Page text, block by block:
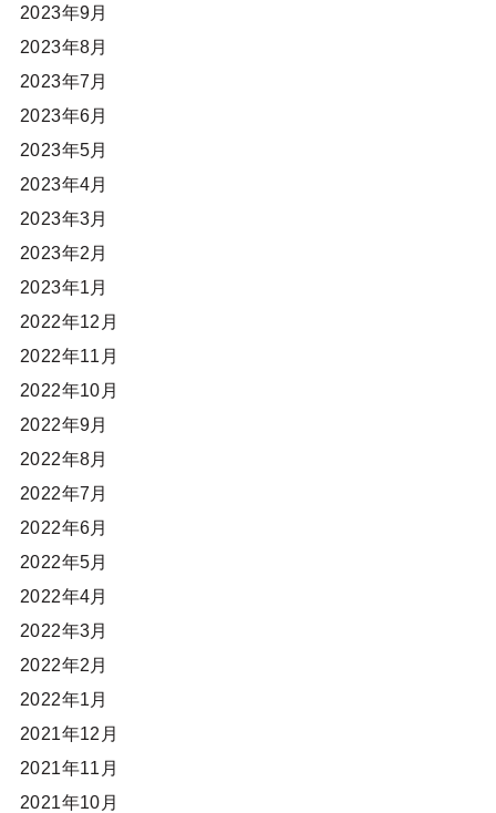
2023年9月
2023年8月
2023年7月
2023年6月
2023年5月
2023年4月
2023年3月
2023年2月
2023年1月
2022年12月
2022年11月
2022年10月
2022年9月
2022年8月
2022年7月
2022年6月
2022年5月
2022年4月
2022年3月
2022年2月
2022年1月
2021年12月
2021年11月
2021年10月